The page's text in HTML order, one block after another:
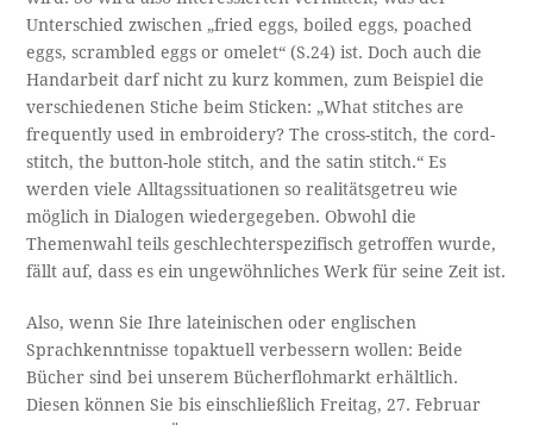
Unterschied zwischen „fried eggs, boiled eggs, poached
eggs, scrambled eggs or omelet“ (S.24) ist. Doch auch die
Handarbeit darf nicht zu kurz kommen, zum Beispiel die
verschiedenen Stiche beim Sticken: „What stitches are
frequently used in embroidery? The cross-stitch, the cord-
stitch, the button-hole stitch, and the satin stitch.“ Es
werden viele Alltagssituationen so realitätsgetreu wie
möglich in Dialogen wiedergegeben. Obwohl die
Themenwahl teils geschlechterspezifisch getroffen wurde,
fällt auf, dass es ein ungewöhnliches Werk für seine Zeit ist.
Also, wenn Sie Ihre lateinischen oder englischen
Sprachkenntnisse topaktuell verbessern wollen: Beide
Bücher sind bei unserem Bücherflohmarkt erhältlich.
Diesen können Sie bis einschließlich Freitag, 27. Februar